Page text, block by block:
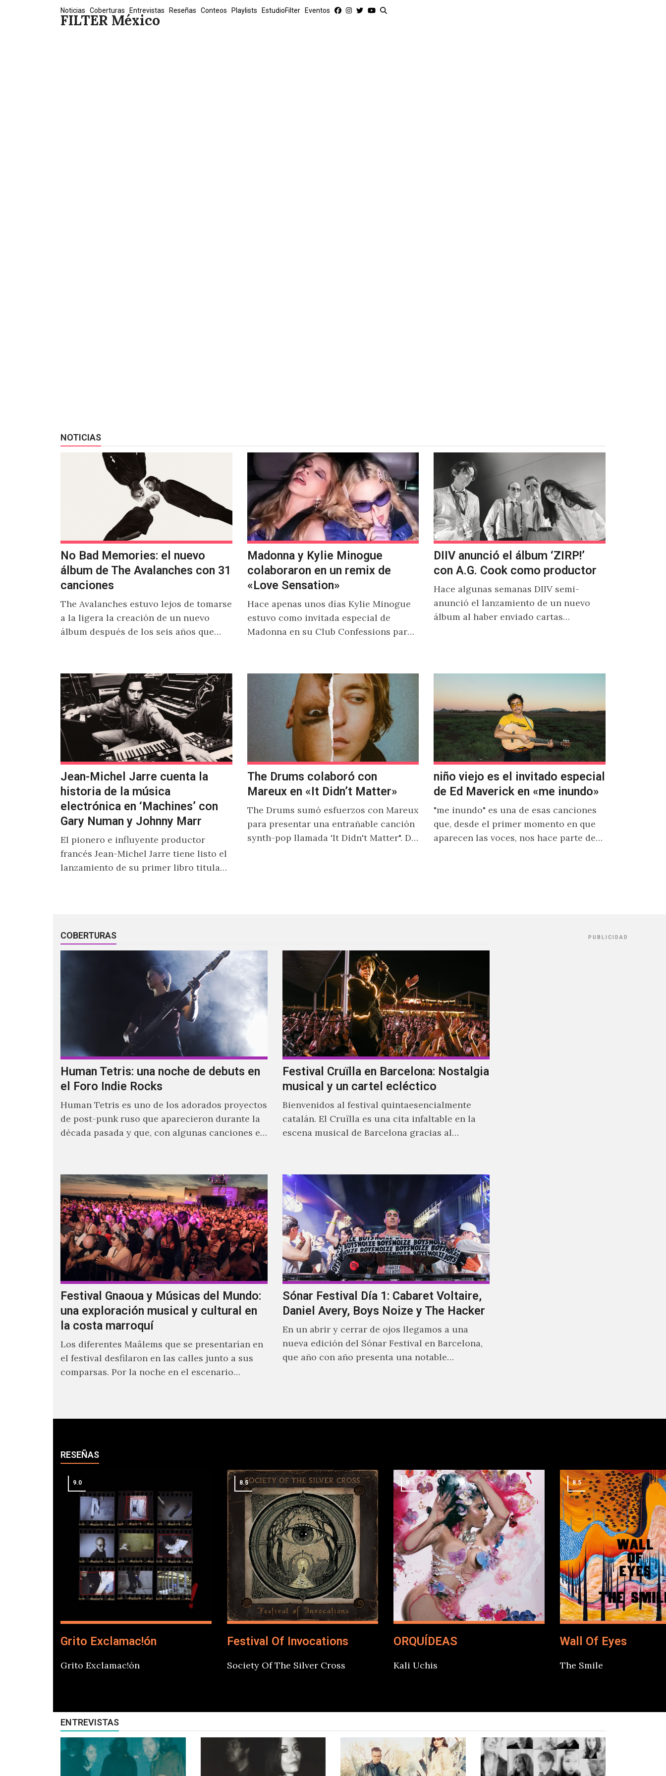
FILTER México
Noticias Coberturas Entrevistas Reseñas Conteos Playlists EstudioFilter Eventos
NOTICIAS
No Bad Memories: el nuevo
álbum de The Avalanches con 31
canciones
The Avalanches estuvo lejos de tomarse
a la ligera la creación de un nuevo
álbum después de los seis años que
Madonna y Kylie Minogue
colaboraron en un remix de
«Love Sensation»
Hace apenas unos días Kylie Minogue
estuvo como invitada especial de
Madonna en su Club Confessions para
DIIV anunció el álbum ‘ZIRP!’
con A.G. Cook como productor
Hace algunas semanas DIIV semi-
anunció el lanzamiento de un nuevo
álbum al haber enviado cartas
Jean-Michel Jarre cuenta la
historia de la música
electrónica en ‘Machines’ con
Gary Numan y Johnny Marr
El pionero e influyente productor
francés Jean-Michel Jarre tiene listo el
lanzamiento de su primer libro titulado
The Drums colaboró con
Mareux en «It Didn’t Matter»
The Drums sumó esfuerzos con Mareux
para presentar una entrañable canción
synth-pop llamada 'It Didn't Matter". De
niño viejo es el invitado especial
de Ed Maverick en «me inundo»
"me inundo" es una de esas canciones
que, desde el primer momento en que
aparecen las voces, nos hace parte de
COBERTURAS
Human Tetris: una noche de debuts en
el Foro Indie Rocks
Human Tetris es uno de los adorados proyectos
de post-punk ruso que aparecieron durante la
década pasada y que, con algunas canciones en
Festival Cruïlla en Barcelona: Nostalgia
musical y un cartel ecléctico
Bienvenidos al festival quintaesencialmente
catalán. El Cruïlla es una cita infaltable en la
escena musical de Barcelona gracias al
tiempo que se le da cabida a los visitantes.
Festival Gnaoua y Músicas del Mundo:
una exploración musical y cultural en
la costa marroquí
Los diferentes Maâlems que se presentarían en
el festival desfilaron en las calles junto a sus
comparsas. Por la noche en el escenario
Sónar Festival Día 1: Cabaret Voltaire,
Daniel Avery, Boys Noize y The Hacker
En un abrir y cerrar de ojos llegamos a una
nueva edición del Sónar Festival en Barcelona,
que año con año presenta una notable
PUBLICIDAD
RESEÑAS
Grito Exclamac!ón
Grito Exclamac!ón
9.0
Festival Of Invocations
Society Of The Silver Cross
8.5
ORQUÍDEAS
Kali Uchis
8.5
Wall Of Eyes
The Smile
8.5
ENTREVISTAS